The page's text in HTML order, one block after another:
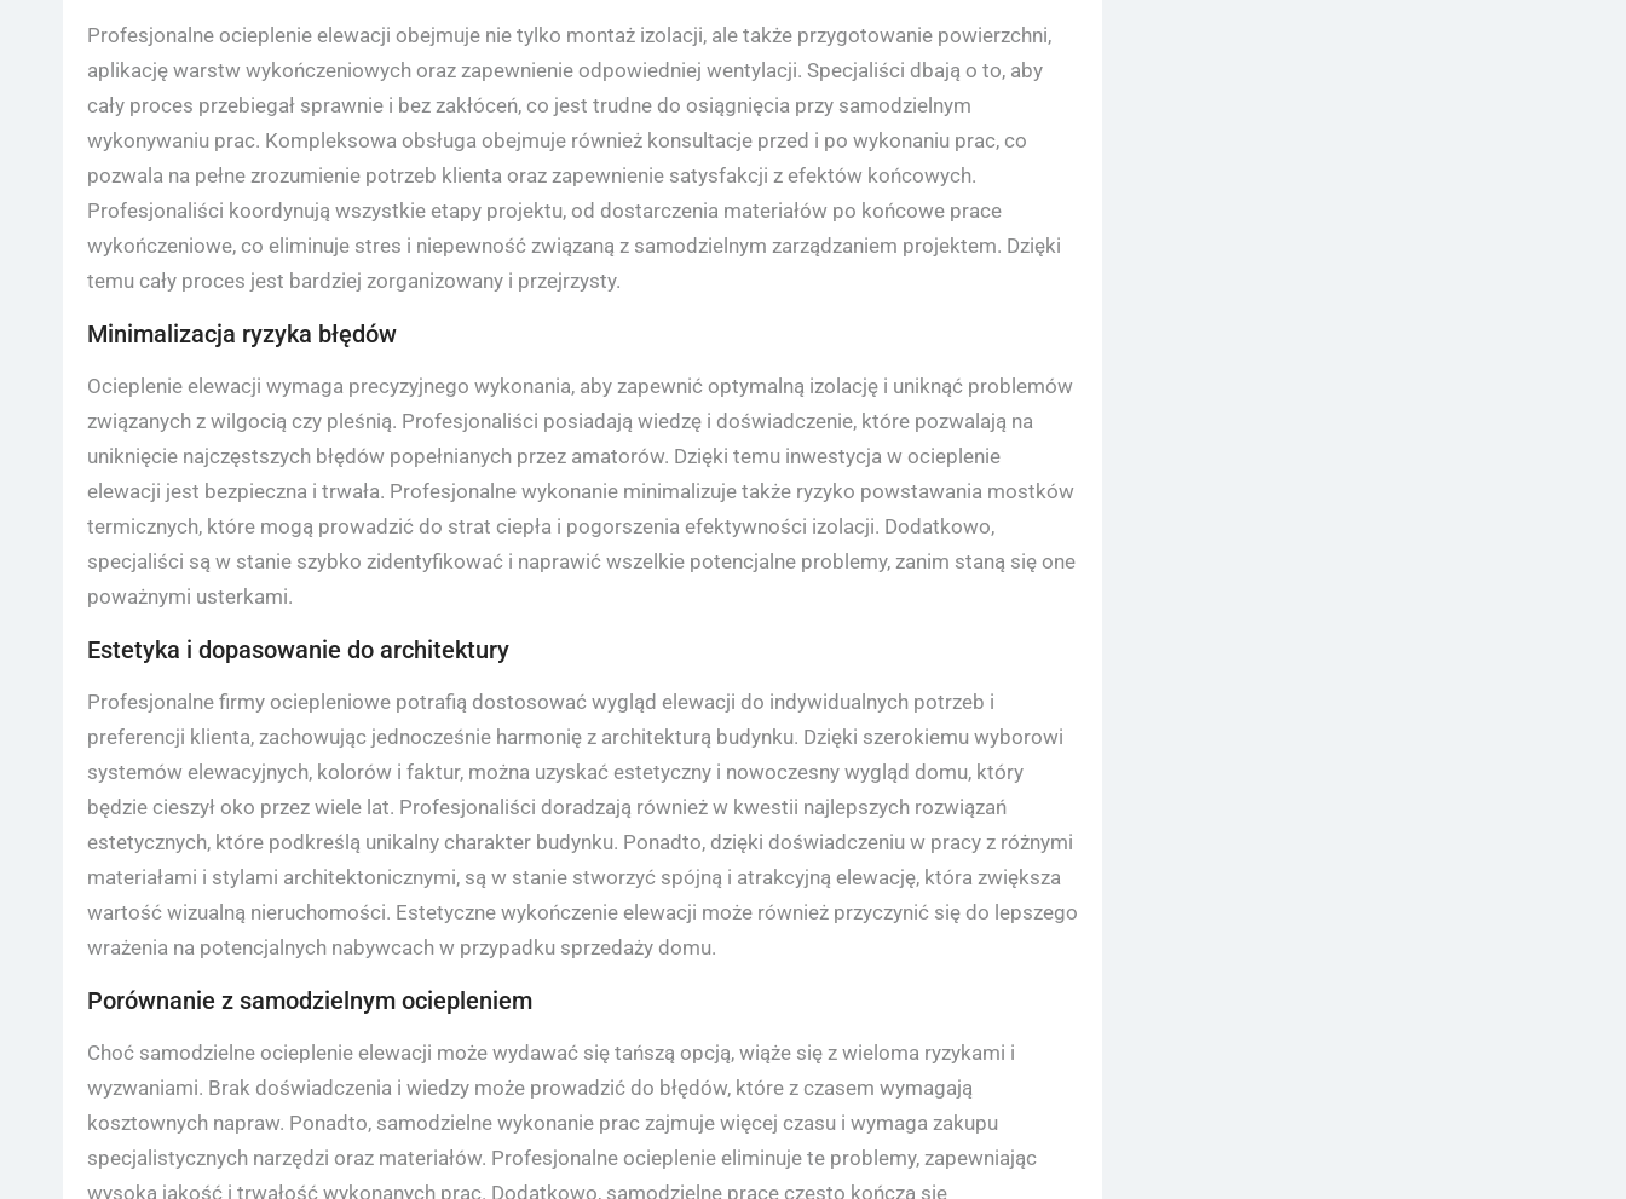
Profesjonalne ocieplenie elewacji obejmuje nie tylko montaż izolacji, ale także przygotowanie powierzchni,
aplikację warstw wykończeniowych oraz zapewnienie odpowiedniej wentylacji. Specjaliści dbają o to, aby
cały proces przebiegał sprawnie i bez zakłóceń, co jest trudne do osiągnięcia przy samodzielnym
wykonywaniu prac. Kompleksowa obsługa obejmuje również konsultacje przed i po wykonaniu prac, co
pozwala na pełne zrozumienie potrzeb klienta oraz zapewnienie satysfakcji z efektów końcowych.
Profesjonaliści koordynują wszystkie etapy projektu, od dostarczenia materiałów po końcowe prace
wykończeniowe, co eliminuje stres i niepewność związaną z samodzielnym zarządzaniem projektem. Dzięki
temu cały proces jest bardziej zorganizowany i przejrzysty.
Minimalizacja ryzyka błędów
Ocieplenie elewacji wymaga precyzyjnego wykonania, aby zapewnić optymalną izolację i uniknąć problemów
związanych z wilgocią czy pleśnią. Profesjonaliści posiadają wiedzę i doświadczenie, które pozwalają na
uniknięcie najczęstszych błędów popełnianych przez amatorów. Dzięki temu inwestycja w ocieplenie
elewacji jest bezpieczna i trwała. Profesjonalne wykonanie minimalizuje także ryzyko powstawania mostków
termicznych, które mogą prowadzić do strat ciepła i pogorszenia efektywności izolacji. Dodatkowo,
specjaliści są w stanie szybko zidentyfikować i naprawić wszelkie potencjalne problemy, zanim staną się one
poważnymi usterkami.
Estetyka i dopasowanie do architektury
Profesjonalne firmy ociepleniowe potrafią dostosować wygląd elewacji do indywidualnych potrzeb i
preferencji klienta, zachowując jednocześnie harmonię z architekturą budynku. Dzięki szerokiemu wyborowi
systemów elewacyjnych, kolorów i faktur, można uzyskać estetyczny i nowoczesny wygląd domu, który
będzie cieszył oko przez wiele lat. Profesjonaliści doradzają również w kwestii najlepszych rozwiązań
estetycznych, które podkreślą unikalny charakter budynku. Ponadto, dzięki doświadczeniu w pracy z różnymi
materiałami i stylami architektonicznymi, są w stanie stworzyć spójną i atrakcyjną elewację, która zwiększa
wartość wizualną nieruchomości. Estetyczne wykończenie elewacji może również przyczynić się do lepszego
wrażenia na potencjalnych nabywcach w przypadku sprzedaży domu.
Porównanie z samodzielnym ociepleniem
Choć samodzielne ocieplenie elewacji może wydawać się tańszą opcją, wiąże się z wieloma ryzykami i
wyzwaniami. Brak doświadczenia i wiedzy może prowadzić do błędów, które z czasem wymagają
kosztownych napraw. Ponadto, samodzielne wykonanie prac zajmuje więcej czasu i wymaga zakupu
specjalistycznych narzędzi oraz materiałów. Profesjonalne ocieplenie eliminuje te problemy, zapewniając
wysoką jakość i trwałość wykonanych prac. Dodatkowo, samodzielne prace często kończą się